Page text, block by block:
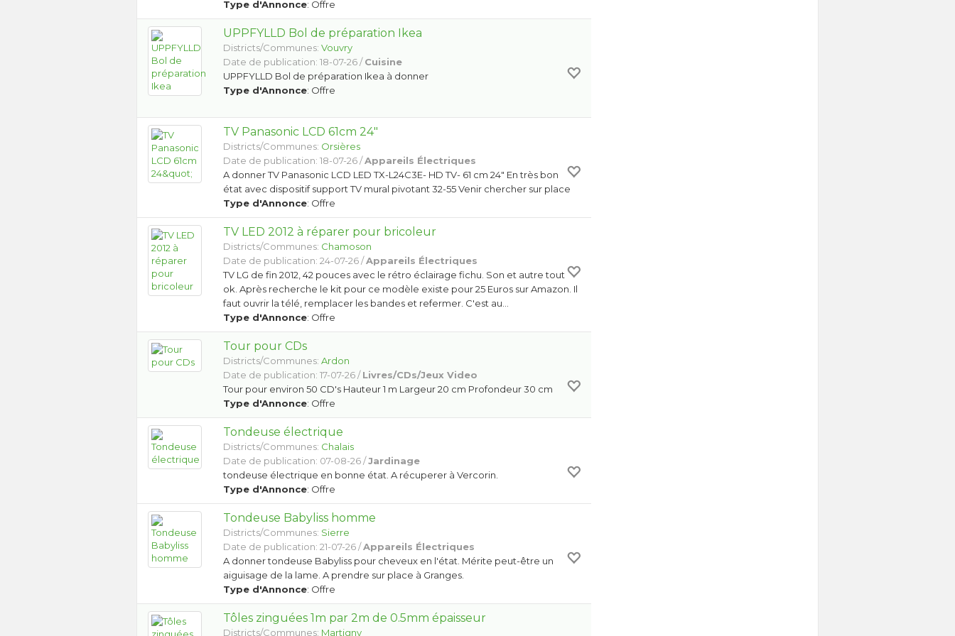
Type d'Annonce: Offre
UPPFYLLD Bol de préparation Ikea
Districts/Communes:Vouvry
Date de publication: 18-07-26 /Cuisine
UPPFYLLD Bol de préparation Ikea à donner
Type d'Annonce: Offre
TV Panasonic LCD 61cm 24"
Districts/Communes: Orsières
Date de publication: 18-07-26 /Appareils Électriques
A donner TV Panasonic LCD LED TX-L24C3E- HD TV- 61 cm 24" En très bon
état avec dispositif support TV mural pivotant 32-55 Venir chercher sur place
Type d'Annonce: Offre
TV LED 2012 à réparer pour bricoleur
Districts/Communes: Chamoson
Date de publication: 24-07-26 /Appareils Électriques
TV LG de fin 2012, 42 pouces avec le rétro éclairage fichu. Son et autre tout
ok. Après recherche le kit pour ce modèle existe pour 25 Euros sur Amazon. Il
faut ouvrir la télé, remplacer les bandes et refermer. C'est au…
Type d'Annonce: Offre
Tour pour CDs
Districts/Communes:Ardon
Date de publication: 17-07-26 /Livres/CDs/Jeux Video
Tour pour environ 50 CD's Hauteur 1 m Largeur 20 cm Profondeur 30 cm
Type d'Annonce: Offre
Tondeuse électrique
Districts/Communes: Chalais
Date de publication: 07-08-26 /Jardinage
tondeuse électrique en bonne état. A récuperer à Vercorin.
Type d'Annonce: Offre
Tondeuse Babyliss homme
Districts/Communes: Sierre
Date de publication: 21-07-26 /Appareils Électriques
A donner tondeuse Babyliss pour cheveux en l'état. Mérite peut-être un
aiguisage de la lame. A prendre sur place à Granges.
Type d'Annonce: Offre
Tôles zinguées 1m par 2m de 0.5mm épaisseur
Districts/Communes: Martigny